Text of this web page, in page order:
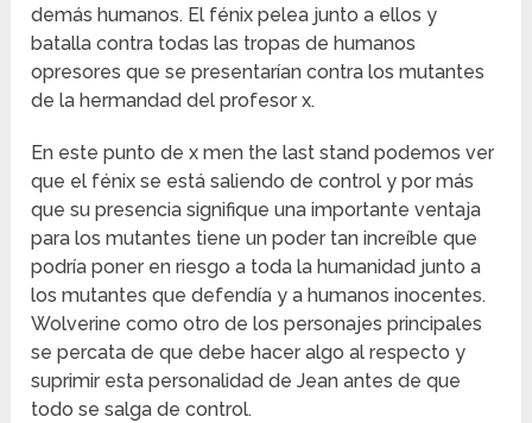
demás humanos. El fénix pelea junto a ellos y
batalla contra todas las tropas de humanos
opresores que se presentarían contra los mutantes
de la hermandad del profesor x.
En este punto de x men the last stand podemos ver
que el fénix se está saliendo de control y por más
que su presencia signifique una importante ventaja
para los mutantes tiene un poder tan increíble que
podría poner en riesgo a toda la humanidad junto a
los mutantes que defendía y a humanos inocentes.
Wolverine como otro de los personajes principales
se percata de que debe hacer algo al respecto y
suprimir esta personalidad de Jean antes de que
todo se salga de control.